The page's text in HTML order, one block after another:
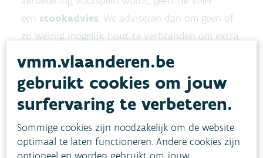
een stookadvies. We adviseren dan om geen of
zo weinig mogelijk hout te verbranden om extra
fijn stof te voorkomen en lokale hinder te
beperken.
Als de fijnstofmodellen minstens 2 dagen PM10
concentraties van meer dan 70 µg/m³
voorspellen als gemiddelde voor Vlaanderen, is er
vmm.vlaanderen.be
gebruikt cookies om jouw
surfervaring te verbeteren.
Sommige cookies zijn noodzakelijk om de website
optimaal te laten functioneren. Andere cookies zijn